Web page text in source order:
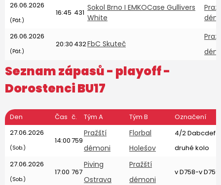
26.06.2026
(Pát.)
16:45 431
Sokol Brno I EMKOCase Gullivers
White
26.06.2026
(Pát.)
20:30 432FbC Skuteč
Seznam zápasů - playoff -
Dorostenci BU17
Den Čas č. Tým A Tým B
Označení
27.06.2026
(Sob.)
14:00759
Pražští
démoni
Florbal
Holešov
4/2
druhé kolo
27.06.2026
(Sob.)
17:00 767
Piving
Ostrava
Pražští
démoni
v D758-v